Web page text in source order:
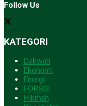
Follow Us
KATEGORI
Dakwah
Ekonomi
Energi
FORSGI
Hikmah